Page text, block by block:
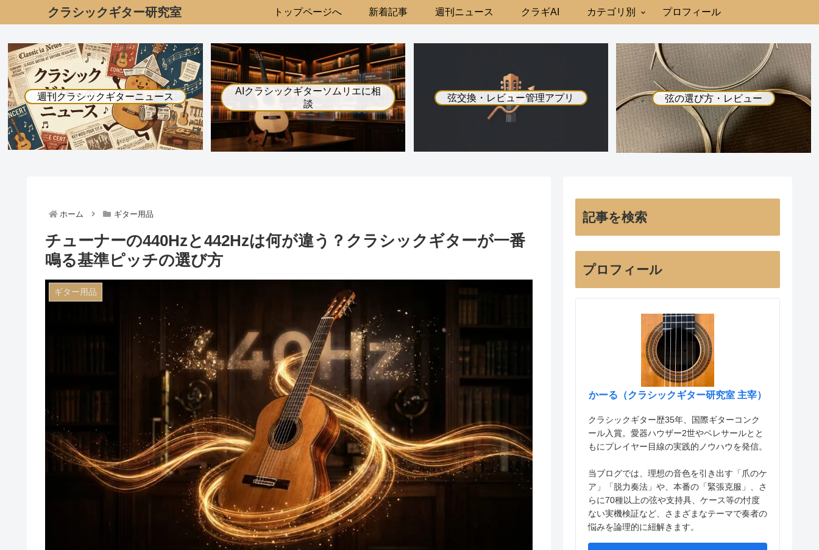
クラシックギター研究室 トップページへ 新着記事 週刊ニュース クラギAI カテゴリ別 プロフィール
週刊クラシックギターニュース
AIクラシックギターソムリエに相
談
弦交換・レビュー管理アプリ 弦の選び方・レビュー
ホーム ギター用品
チューナーの440Hzと442Hzは何が違う？クラシックギターが一番
鳴る基準ピッチの選び方
ギター用品
記事を検索
プロフィール
かーる（クラシックギター研究室 主宰）
クラシックギター歴35年、国際ギターコンク
ール入賞。愛器ハウザー2世やベレサールとと
もにプレイヤー目線の実践的ノウハウを発信。
当ブログでは、理想の音色を引き出す「爪のケ
ア」「脱力奏法」や、本番の「緊張克服」、さ
らに70種以上の弦や支持具、ケース等の忖度
ない実機検証など、さまざまなテーマで奏者の
悩みを論理的に紐解きます。